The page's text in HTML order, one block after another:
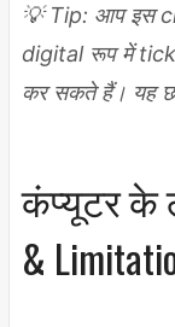
💡 Tip: आप इस
digital रूप में
कर सकते हैं। यह
कंप्यूटर के
&